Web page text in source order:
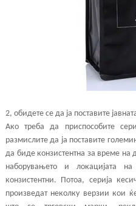
2, обидете се да ја поставите
Ако треба да приспособите
размислите да ја поставите
да биде конзистентна за време на
наборувањето и локацијата
конзистентни. Потоа, серија
произведат неколку верзии кои